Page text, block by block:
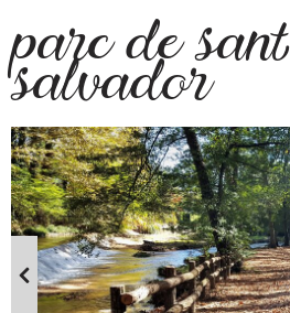
parc de sant
salvador